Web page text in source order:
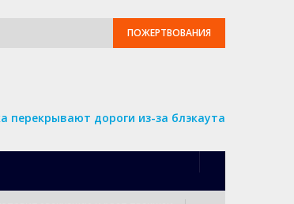
ПОЖЕРТВОВАНИЯ
перекрывают дороги из-за блэкаута